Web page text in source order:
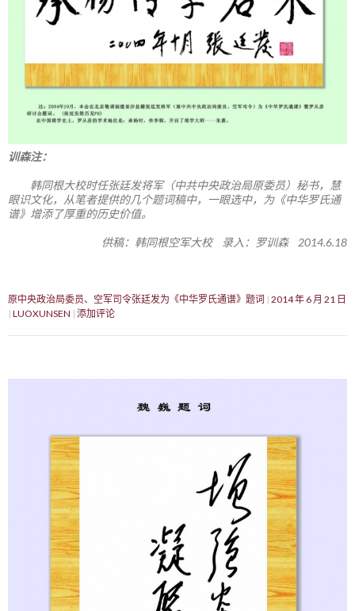
训森注：
韩同根大校时任张廷发将军（中共中央政治局原委员）秘书，慧
眼识文化，从笔者提供的几个题词稿中，一眼选中，为《中华罗氏通
谱》增添了厚重的历史价值。
供稿：韩同根空军大校 录入：罗训森 2014.6.18
原中央政治局委员、空军司令张廷发为《中华罗氏通谱》题词 2014 年 6 月 21 日
LUOXUNSEN 添加评论